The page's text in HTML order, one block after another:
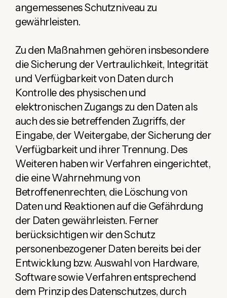
angemessenes Schutzniveau zu
gewährleisten.
Zu den Maßnahmen gehören insbesondere
die Sicherung der Vertraulichkeit, Integrität
und Verfügbarkeit von Daten durch
Kontrolle des physischen und
elektronischen Zugangs zu den Daten als
auch des sie betreffenden Zugriffs, der
Eingabe, der Weitergabe, der Sicherung der
Verfügbarkeit und ihrer Trennung. Des
Weiteren haben wir Verfahren eingerichtet,
die eine Wahrnehmung von
Betroffenenrechten, die Löschung von
Daten und Reaktionen auf die Gefährdung
der Daten gewährleisten. Ferner
berücksichtigen wir den Schutz
personenbezogener Daten bereits bei der
Entwicklung bzw. Auswahl von Hardware,
Software sowie Verfahren entsprechend
dem Prinzip des Datenschutzes, durch